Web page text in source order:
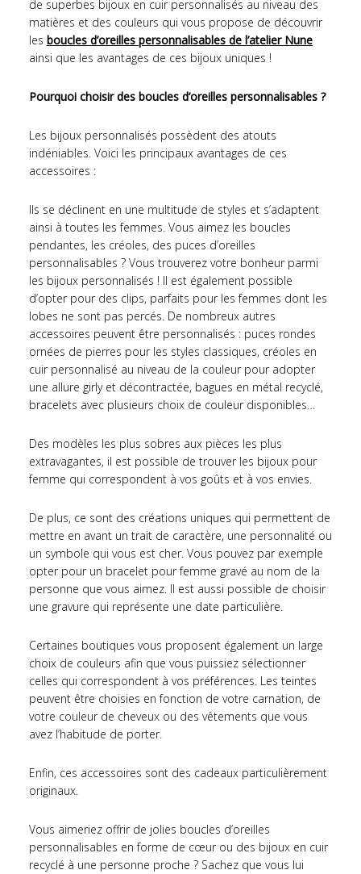
de superbes bijoux en cuir personnalisés au niveau des
matières et des couleurs qui vous propose de découvrir
les boucles d’oreilles personnalisables de l’atelier Nune
ainsi que les avantages de ces bijoux uniques !
Pourquoi choisir des boucles d’oreilles personnalisables ?
Les bijoux personnalisés possèdent des atouts
indéniables. Voici les principaux avantages de ces
accessoires :
Ils se déclinent en une multitude de styles et s’adaptent
ainsi à toutes les femmes. Vous aimez les boucles
pendantes, les créoles, des puces d’oreilles
personnalisables ? Vous trouverez votre bonheur parmi
les bijoux personnalisés ! Il est également possible
d’opter pour des clips, parfaits pour les femmes dont les
lobes ne sont pas percés. De nombreux autres
accessoires peuvent être personnalisés : puces rondes
ornées de pierres pour les styles classiques, créoles en
cuir personnalisé au niveau de la couleur pour adopter
une allure girly et décontractée, bagues en métal recyclé,
bracelets avec plusieurs choix de couleur disponibles…
Des modèles les plus sobres aux pièces les plus
extravagantes, il est possible de trouver les bijoux pour
femme qui correspondent à vos goûts et à vos envies.
De plus, ce sont des créations uniques qui permettent de
mettre en avant un trait de caractère, une personnalité ou
un symbole qui vous est cher. Vous pouvez par exemple
opter pour un bracelet pour femme gravé au nom de la
personne que vous aimez. Il est aussi possible de choisir
une gravure qui représente une date particulière.
Certaines boutiques vous proposent également un large
choix de couleurs afin que vous puissiez sélectionner
celles qui correspondent à vos préférences. Les teintes
peuvent être choisies en fonction de votre carnation, de
votre couleur de cheveux ou des vêtements que vous
avez l’habitude de porter.
Enfin, ces accessoires sont des cadeaux particulièrement
originaux.
Vous aimeriez offrir de jolies boucles d’oreilles
personnalisables en forme de cœur ou des bijoux en cuir
recyclé à une personne proche ? Sachez que vous lui